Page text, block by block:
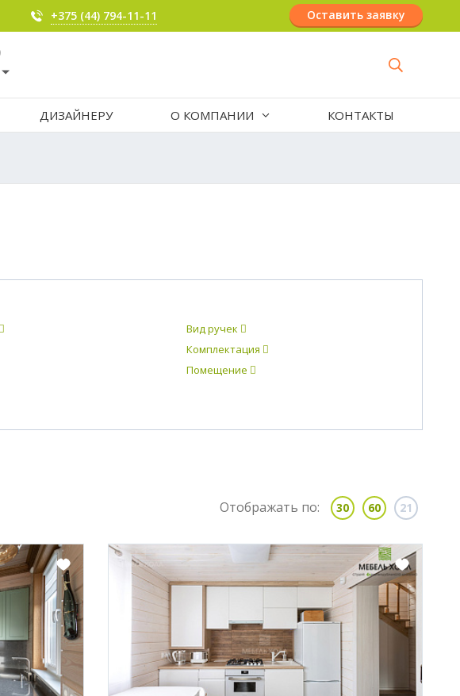
+375 (44) 794-11-11 Оставить заявку
ДИЗАЙНЕРУ О КОМПАНИИ КОНТАКТЫ
Вид ручек
Комплектация
Помещение
Отображать по: 30 60 21